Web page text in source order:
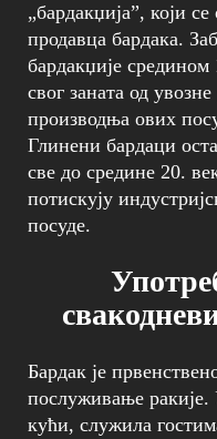
„бардакџија”, који
продавца бардака.
бардакџије
свог заната од
производња ових
Глинени бардаци
све до средине 20.
потискују
посуде.
Бардак је
послуживање
кући, служила